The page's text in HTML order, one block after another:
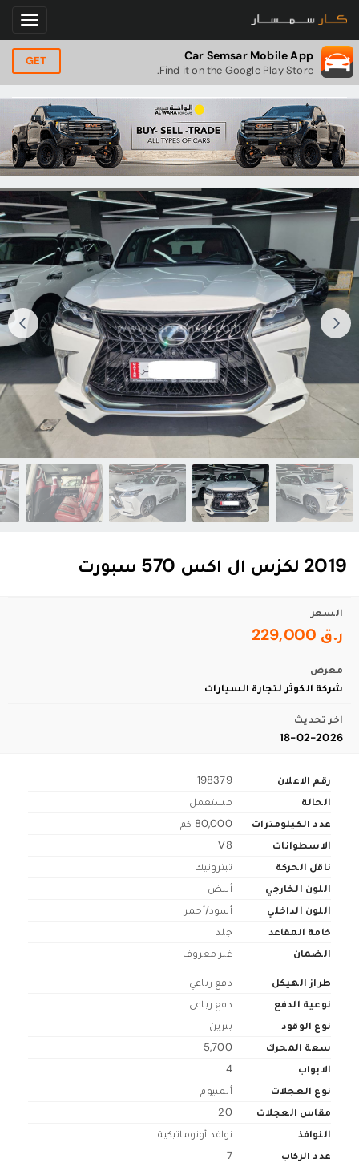
Car Semsar Mobile App
Find it on the Google Play Store.
GET
2019 لكزس ال اكس 570 سبورت
السعر
ر.ق 229,000
معرض
شركة الكوثر لتجارة السيارات
اخر تحديث
18-02-2026
رقم الاعلان
198379
الحالة
مستعمل
عدد الكيلومترات
80,000 كم
الاسطوانات
V8
ناقل الحركة
تبترونيك
اللون الخارجي
أبيض
اللون الداخلي
أسود/أحمر
خامة المقاعد
جلد
الضمان
غير معروف
طراز الهيكل
دفع رباعي
نوعية الدفع
دفع رباعي
نوع الوقود
بنزين
سعة المحرك
5,700
الابواب
4
نوع العجلات
ألمنيوم
مقاس العجلات
20
النوافذ
نوافذ أوتوماتيكية
عدد الركاب
7